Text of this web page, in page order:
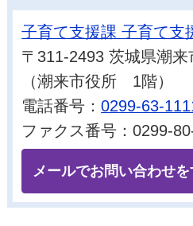
子育て支援課 子育て支
〒311-2493 茨城県潮
（潮来市役所 1階）
電話番号：0299-63-
ファクス番号：0299-
メールでお問い合わせを